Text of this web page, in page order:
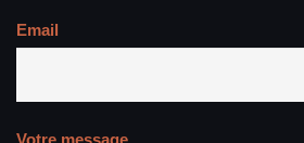
Email
Votre message